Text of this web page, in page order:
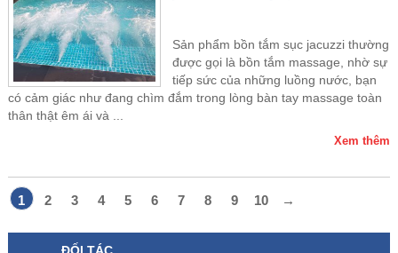
Sản phẩm bồn tắm sục jacuzzi thường
được gọi là bồn tắm massage, nhờ sự
tiếp sức của những luồng nước, bạn
có cảm giác như đang chìm đắm trong lòng bàn tay massage toàn
thân thật êm ái và ...
Xem thêm
1 2 3 4 5 6 7 8 9 10 →